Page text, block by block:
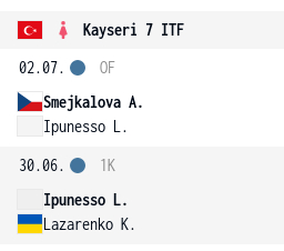
Kayseri 7 ITF
02.07.
Smejkalova A.
Ipunesso L.
OF
30.06.
Ipunesso L.
Lazarenko K.
1K